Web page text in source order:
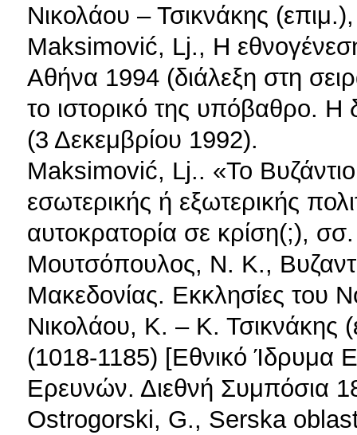
Νικολάου – Τσικνάκης
Maksimović, Lj., Η
Αθήνα 1994 (διάλεξη στη
το ιστορικό της υπόβαθρο.
(3 Δεκεμβρίου 1992).
Maksimović, Lj.. «Το
εσωτερικής ή εξωτερικής
αυτοκρατορία σε κρίση(;),
Μουτσόπουλος, Ν. Κ.,
Μακεδονίας. Εκκλησίες του
Νικολάου, Κ. – Κ. Τσικνάκης
(1018-1185) [Εθνικό Ίδρυμα
Ερευνών. Διεθνή Συμπόσια
Ostrogorski, G., Serska